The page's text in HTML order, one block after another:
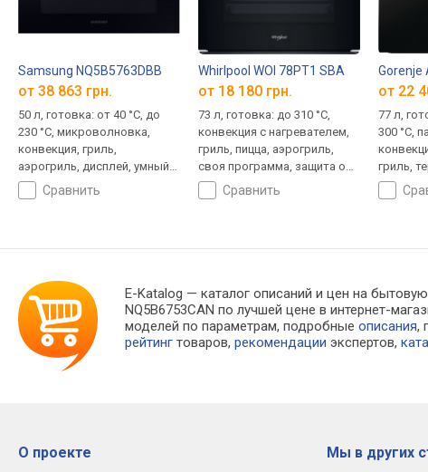
Samsung NQ5B5763DBB
от 38 863 грн.
50 л, готовка: от 40 °C, до
230 °C, микроволновка,
конвекция, гриль,
аэрогриль, дисплей, умный
дом, защита от детей,
дверца 3 стекла
сравнить
Whirlpool WOI 78PT1 SBA
от 18 180 грн.
73 л, готовка: до 310 °C,
конвекция с нагревателем,
гриль, пицца, аэрогриль,
своя программа, защита от
детей, дверца 3 стекла,
телескопические
сравнить
Gorenje
от 22
77 л,
300 °C,
гриль,
дверца 4
E-Katalog — каталог описаний и цен на
NQ5B6753CAN по лучшей цене в интернет-
моделей по параметрам, подробныеописания,
рейтинг товаров,рекомендации экспертов,
О проекте Мы в других